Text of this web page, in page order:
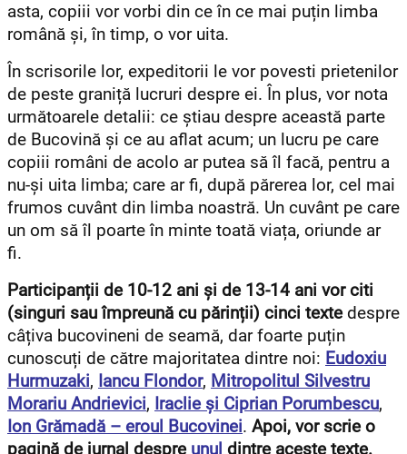
asta, copiii vor vorbi din ce în ce mai puțin limba
română și, în timp, o vor uita.
În scrisorile lor, expeditorii le vor povesti prietenilor
de peste graniță lucruri despre ei. În plus, vor nota
următoarele detalii: ce știau despre această parte
de Bucovină și ce au aflat acum; un lucru pe care
copiii români de acolo ar putea să îl facă, pentru a
nu-și uita limba; care ar fi, după părerea lor, cel mai
frumos cuvânt din limba noastră. Un cuvânt pe care
un om să îl poarte în minte toată viața, oriunde ar
fi.
Participanții de 10-12 ani și de 13-14 ani vor citi
(singuri sau împreună cu părinții) cinci textedespre
câțiva bucovineni de seamă, dar foarte puțin
cunoscuți de către majoritatea dintre noi: Eudoxiu
Hurmuzaki, Iancu Flondor, Mitropolitul Silvestru
Morariu Andrievici, Iraclie și Ciprian Porumbescu,
Ion Grămadă – eroul Bucovinei. Apoi, vor scrie o
pagină de jurnal despre unul dintre aceste texte.